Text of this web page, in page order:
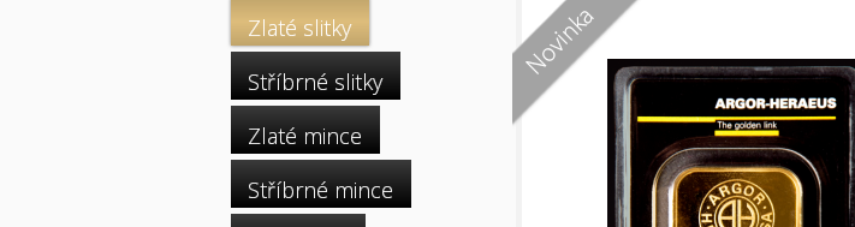
Zlaté slitky
Stříbrné slitky
Zlaté mince
Stříbrné mince